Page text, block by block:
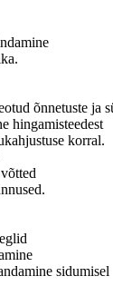
õnnetuste ja
hingamisteedest
korral.
sidumisel